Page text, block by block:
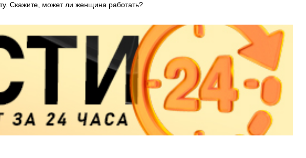
Скажите, может ли женщина работать?